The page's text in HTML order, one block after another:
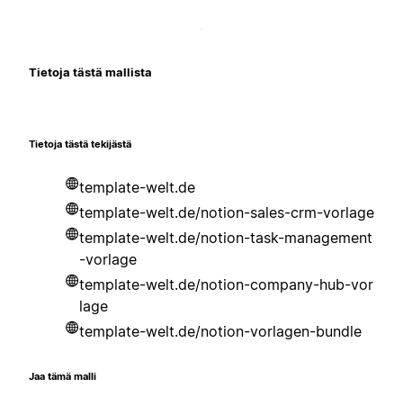
Tietoja tästä mallista
Tietoja tästä tekijästä
template-welt.de
template-welt.de/notion-sales-crm-vorlage
template-welt.de/notion-task-management
-vorlage
template-welt.de/notion-company-hub-vor
lage
template-welt.de/notion-vorlagen-bundle
Jaa tämä malli